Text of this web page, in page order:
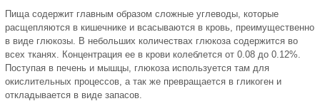
Пища содержит главным образом сложные углеводы, которые
расщепляются в кишечнике и всасываются в кровь, преимущественно
в виде глюкозы. В небольших количествах глюкоза содержится во
всех тканях. Концентрация ее в крови колеблется от 0.08 до 0.12%.
Поступая в печень и мышцы, глюкоза используется там для
окислительных процессов, а так же превращается в гликоген и
откладывается в виде запасов.